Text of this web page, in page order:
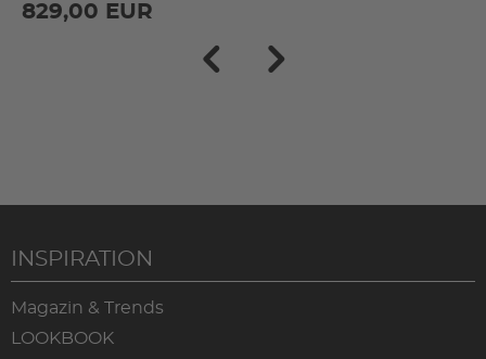
829,00 EUR
INSPIRATION
Magazin & Trends
LOOKBOOK